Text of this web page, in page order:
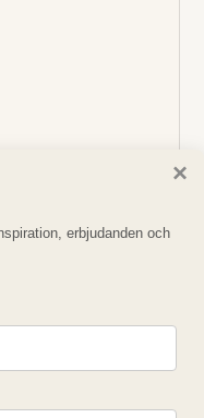
×
erbjudanden och